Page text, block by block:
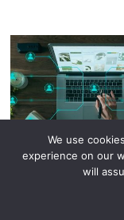
MARKETING
We use
experience on our
will